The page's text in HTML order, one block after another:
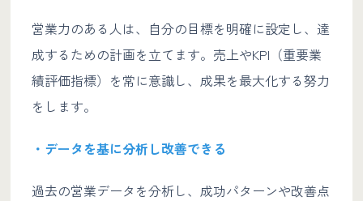
営業力のある人は、自分の目標を明確に設定し、達
成するための計画を立てます。売上やKPI（重要業
績評価指標）を常に意識し、成果を最大化する努力
をします。
・データを基に分析し改善できる
過去の営業データを分析し、成功パターンや改善点